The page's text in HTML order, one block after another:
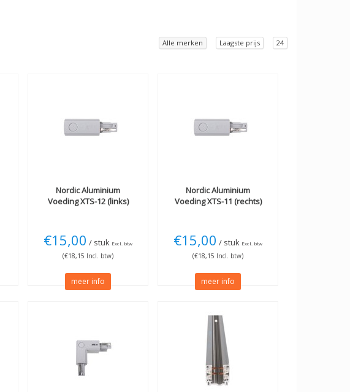
Alle merken Laagste prijs 24
Nordic Aluminium
Voeding XTS-12 (links)
€15,00 / stuk Excl. btw
(€18,15 Incl. btw)
meer info
Nordic Aluminium
Voeding XTS-11 (rechts)
€15,00 / stuk Excl. btw
(€18,15 Incl. btw)
meer info